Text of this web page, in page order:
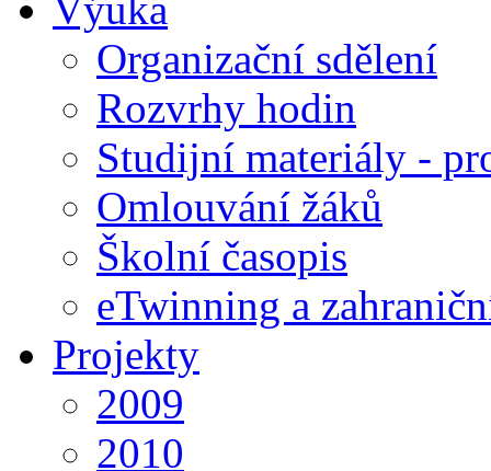
Výuka
Organizační sdělení
Rozvrhy hodin
Studijní materiály -
Omlouvání žáků
Školní časopis
eTwinning a
Projekty
2009
2010